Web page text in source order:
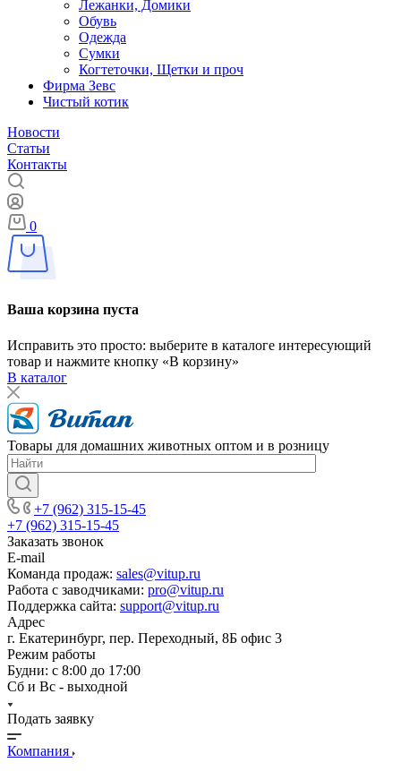
Лежанки, Домики
Обувь
Одежда
Сумки
Когтеточки, Щетки и проч
Фирма Зевс
Чистый котик
Новости
Статьи
Контакты
0
Ваша корзина пуста
Исправить это просто: выберите в каталоге интересующий
товар и нажмите кнопку «В корзину»
В каталог
Товары для домашних животных оптом и в розницу
+7 (962) 315-15-45
+7 (962) 315-15-45
Заказать звонок
E-mail
Команда продаж: sales@vitup.ru
Работа с заводчиками: pro@vitup.ru
Поддержка сайта: support@vitup.ru
Адрес
г. Екатеринбург, пер. Переходный, 8Б офис 3
Режим работы
Будни: с 8:00 до 17:00
Сб и Вс - выходной
Подать заявку
Компания